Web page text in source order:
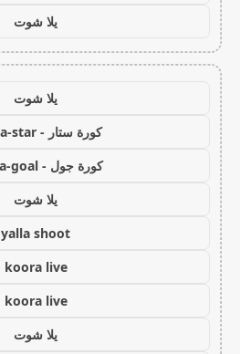
يلا شوت
يلا شوت
كورة ستار - koora-star
كورة جول - koora-goal
يلا شوت
yalla shoot
koora live
koora live
يلا شوت